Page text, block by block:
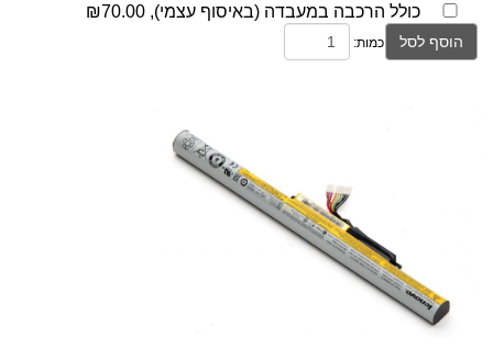
כולל הרכבה במעבדה (באיסוף עצמי), ₪70.00
הוסף לסל כמות: